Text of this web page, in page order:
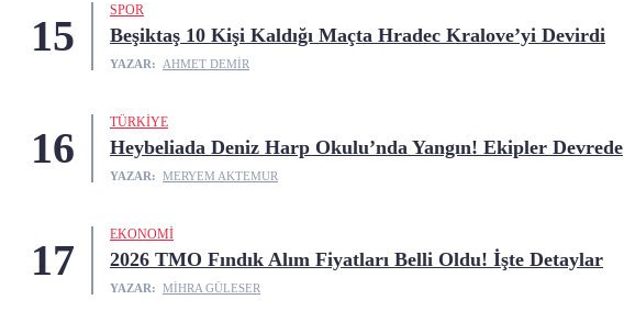
15
SPOR
Beşiktaş 10 Kişi Kaldığı Maçta Hradec Kralove’yi Devirdi
YAZAR: AHMET DEMIR
16
TÜRKIYE
Heybeliada Deniz Harp Okulu’nda Yangın! Ekipler Devrede
YAZAR: MERYEM AKTEMUR
17
EKONOMI
2026 TMO Fındık Alım Fiyatları Belli Oldu! İşte Detaylar
YAZAR: MIHRA GÜLESER